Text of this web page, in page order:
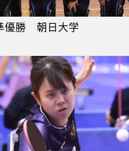
優勝 朝日大学